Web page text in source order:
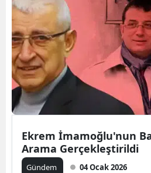
Ekrem İmamoğlu'nun
Arama Gerçekleştirildi
Gündem 04 Ocak 2026